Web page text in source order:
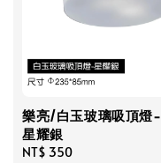
樂亮/白玉玻璃吸頂燈-
星耀銀
Regular
NT$ 350